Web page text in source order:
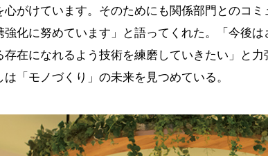
心がけています。そのためにも関係部門とのコ
強化に努めています」と語ってくれた。「今後は
存在になれるよう技術を練磨していきたい」と力
「モノづくり」の未来を見つめている。